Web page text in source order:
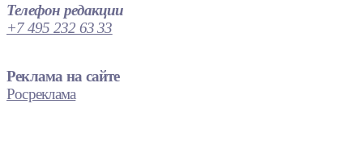
Телефон редакции
+7 495 232 63 33
Реклама на сайте
Росреклама